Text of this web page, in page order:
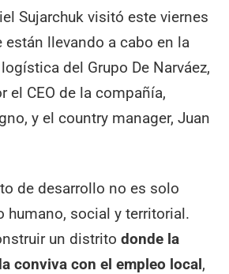
Sujarchuk visitó este viernes
están llevando a cabo en la
del Grupo De Narváez,
el CEO de la compañía,
y el country manager, Juan
de desarrollo no es solo
humano, social y territorial.
un distritodonde la
conviva con el empleo local,